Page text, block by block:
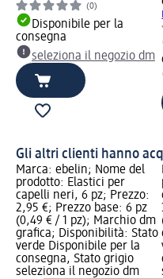
(0)
Disponibile per la
consegna
seleziona il negozio dm
Gli altri clienti hanno
Marca: ebelin; Nome del
prodotto: Elastici per
capelli neri, 6 pz; Prezzo:
2,95 €; Prezzo base: 6 pz
(0,49 € / 1 pz); Marchio dm
grafica; Disponibilità: Stato
verde Disponibile per la
consegna, Stato grigio
seleziona il negozio dm